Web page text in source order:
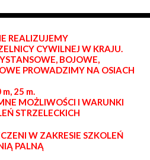
REALIZUJEMY
CYWILNEJ W KRAJU.
BOJOWE,
PROWADZIMY NA OSIACH
25 m.
MOŻLIWOŚCI I WARUNKI
STRZELECKICH
W ZAKRESIE SZKOLEŃ
PALNĄ